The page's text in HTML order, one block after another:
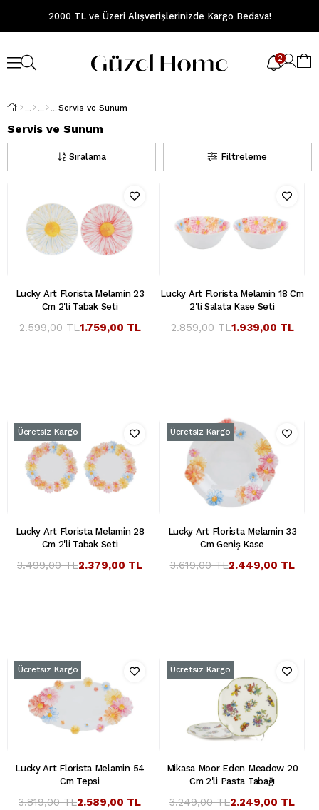
2000 TL ve Üzeri Alışverişlerinizde Kargo Bedava!
2
Servis ve Sunum
Servis ve Sunum
Filtreleme
Sıralama
Lucky Art Florista Melamin 23
Cm 2'li Tabak Seti
1.759,00 TL
2.599,00 TL
Lucky Art Florista Melamin 18 Cm
2'li Salata Kase Seti
1.939,00 TL
2.859,00 TL
Lucky Art Florista Melamin 28
Cm 2'li Tabak Seti
2.379,00 TL
3.499,00 TL
Ücretsiz Kargo
Lucky Art Florista Melamin 33
Cm Geniş Kase
2.449,00 TL
3.619,00 TL
Ücretsiz Kargo
Lucky Art Florista Melamin 54
Cm Tepsi
2.589,00 TL
3.819,00 TL
Ücretsiz Kargo
Mikasa Moor Eden Meadow 20
Cm 2'li Pasta Tabağı
2.249,00 TL
3.249,00 TL
Ücretsiz Kargo